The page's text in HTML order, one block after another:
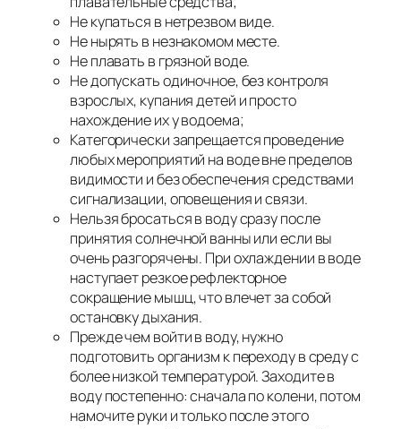
Не купаться в нетрезвом виде.
Не нырять в незнакомом месте.
Не плавать в грязной воде.
Не допускать одиночное, без контроля
взрослых, купания детей и просто
нахождение их у водоема;
Категорически запрещается проведение
любых мероприятий на воде вне пределов
видимости и без обеспечения средствами
сигнализации, оповещения и связи.
Нельзя бросаться в воду сразу после
принятия солнечной ванны или если вы
очень разгорячены. При охлаждении в воде
наступает резкое рефлекторное
сокращение мышц, что влечет за собой
остановку дыхания.
Прежде чем войти в воду, нужно
подготовить организм к переходу в среду с
более низкой температурой. Заходите в
воду постепенно: сначала по колени, потом
намочите руки и только после этого